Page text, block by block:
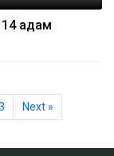
адам
Next »